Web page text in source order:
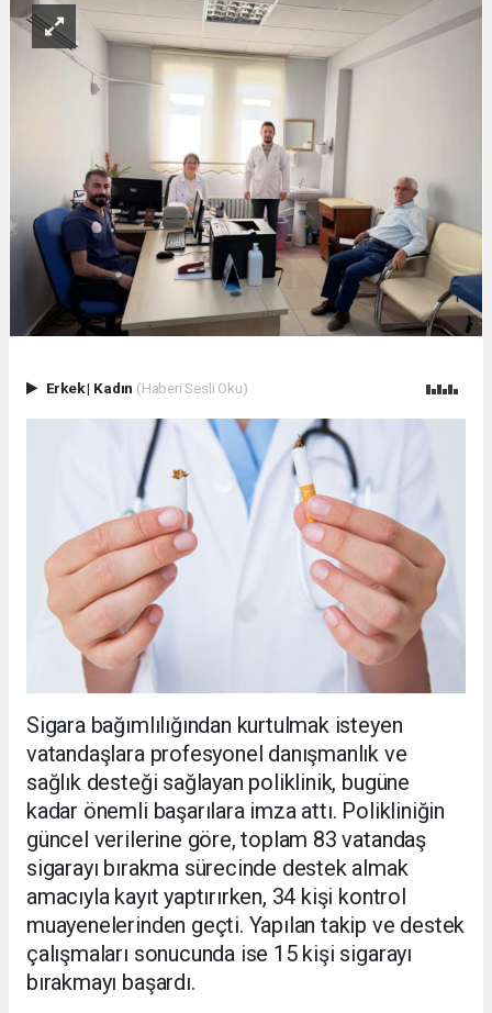
Erkek| Kadın (Haberi Sesli Oku)
Sigara bağımlılığından kurtulmak isteyen
vatandaşlara profesyonel danışmanlık ve
sağlık desteği sağlayan poliklinik, bugüne
kadar önemli başarılara imza attı. Polikliniğin
güncel verilerine göre, toplam 83 vatandaş
sigarayı bırakma sürecinde destek almak
amacıyla kayıt yaptırırken, 34 kişi kontrol
muayenelerinden geçti. Yapılan takip ve destek
çalışmaları sonucunda ise 15 kişi sigarayı
bırakmayı başardı.